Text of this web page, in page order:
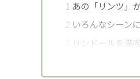
1 あの「リンツ」
2 いろんなシーン
リンドールを満